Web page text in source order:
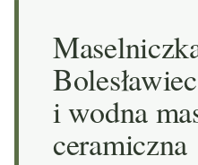
i wodna
ceramiczna